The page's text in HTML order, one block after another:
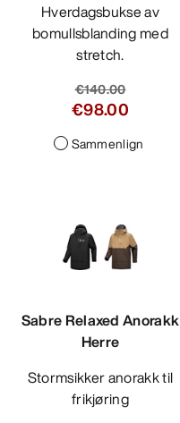
Hverdagsbukse av
bomullsblanding med
stretch.
€140.00
€98.00
Sammenlign
Sabre Relaxed Anorakk
Herre
Stormsikker anorakk til
frikjøring